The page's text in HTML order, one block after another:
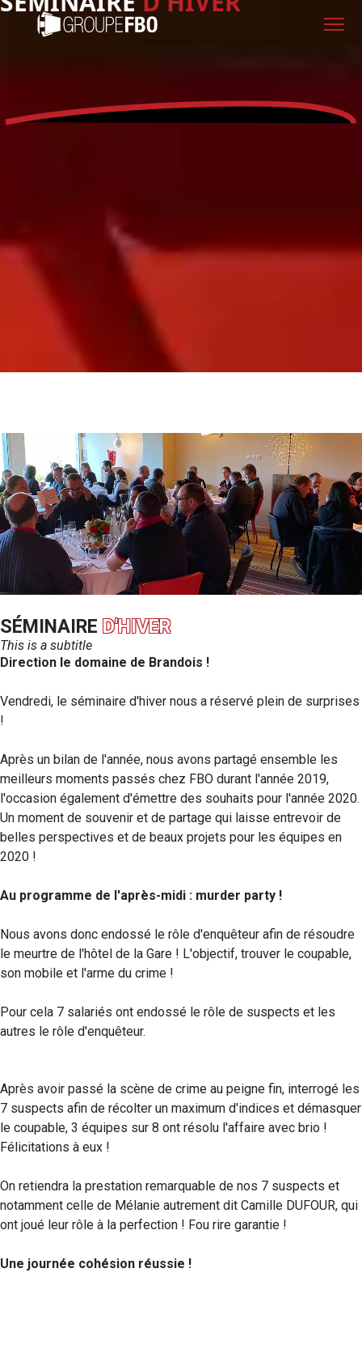
SÉMINAIRE D'HIVER
This is a subtitle
Direction le domaine de Brandois !
Vendredi, le séminaire d'hiver nous a réservé plein de surprises
!
Après un bilan de l'année, nous avons partagé ensemble les
meilleurs moments passés chez FBO durant l'année 2019,
l'occasion également d'émettre des souhaits pour l'année 2020.
Un moment de souvenir et de partage qui laisse entrevoir de
belles perspectives et de beaux projets pour les équipes en
2020 !
Au programme de l'après-midi : murder party !
Nous avons donc endossé le rôle d'enquêteur afin de résoudre
le meurtre de l'hôtel de la Gare ! L'objectif, trouver le coupable,
son mobile et l'arme du crime !
Pour cela 7 salariés ont endossé le rôle de suspects et les
autres le rôle d'enquêteur.
Après avoir passé la scène de crime au peigne fin, interrogé les
7 suspects afin de récolter un maximum d'indices et démasquer
le coupable, 3 équipes sur 8 ont résolu l'affaire avec brio !
Félicitations à eux !
On retiendra la prestation remarquable de nos 7 suspects et
notamment celle de Mélanie autrement dit Camille DUFOUR, qui
ont joué leur rôle à la perfection ! Fou rire garantie !
Une journée cohésion réussie !